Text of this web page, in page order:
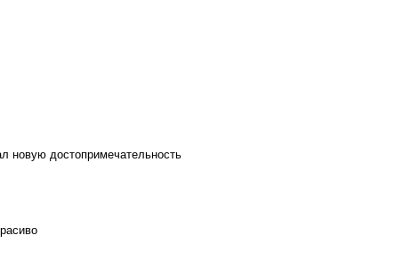
новую достопримечательность